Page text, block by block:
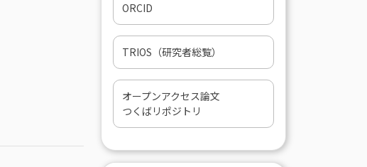
ORCID
TRIOS（研究者総覧）
オープンアクセス論文
つくばリポジトリ